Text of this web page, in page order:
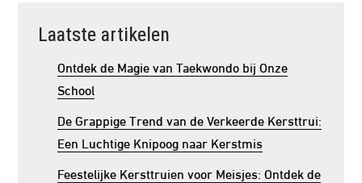
Laatste artikelen
Ontdek de Magie van Taekwondo bij Onze
School
De Grappige Trend van de Verkeerde Kersttrui:
Een Luchtige Knipoog naar Kerstmis
Feestelijke Kersttruien voor Meisjes: Ontdek de